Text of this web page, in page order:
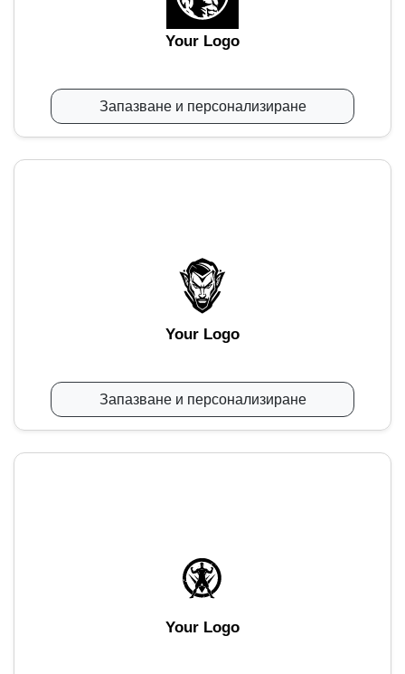
Your Logo
Запазване и персонализиране
Your Logo
Запазване и персонализиране
Your Logo